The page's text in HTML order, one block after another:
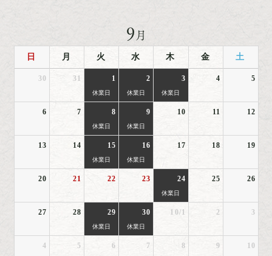
9月
日 月 火 水 木 金 土
30 31 1
休業日
2
休業日
3
休業日
4 5
6 7 8
休業日
9
休業日
10 11 12
13 14 15
休業日
16
休業日
17 18 19
20 21 22 23 24
休業日
25 26
27 28 29
休業日
30
休業日
10/1 2 3
4 5 6 7 8 9 10